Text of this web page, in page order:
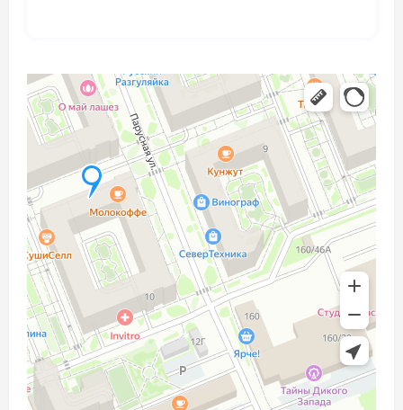
ОБОРУДОВАНИЕ
СВЕТ
АКСЕССУАРЫ
ДЛЯ СЪЕМОК
ДЛЯ
МЕРОПРИЯТИЙ
АРЕНДА
СВЕТОБАЗА